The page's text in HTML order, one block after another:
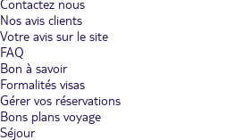
Contactez nous
Nos avis clients
Votre avis sur le site
FAQ
Bon à savoir
Formalités visas
Gérer vos réservations
Bons plans voyage
Séjour